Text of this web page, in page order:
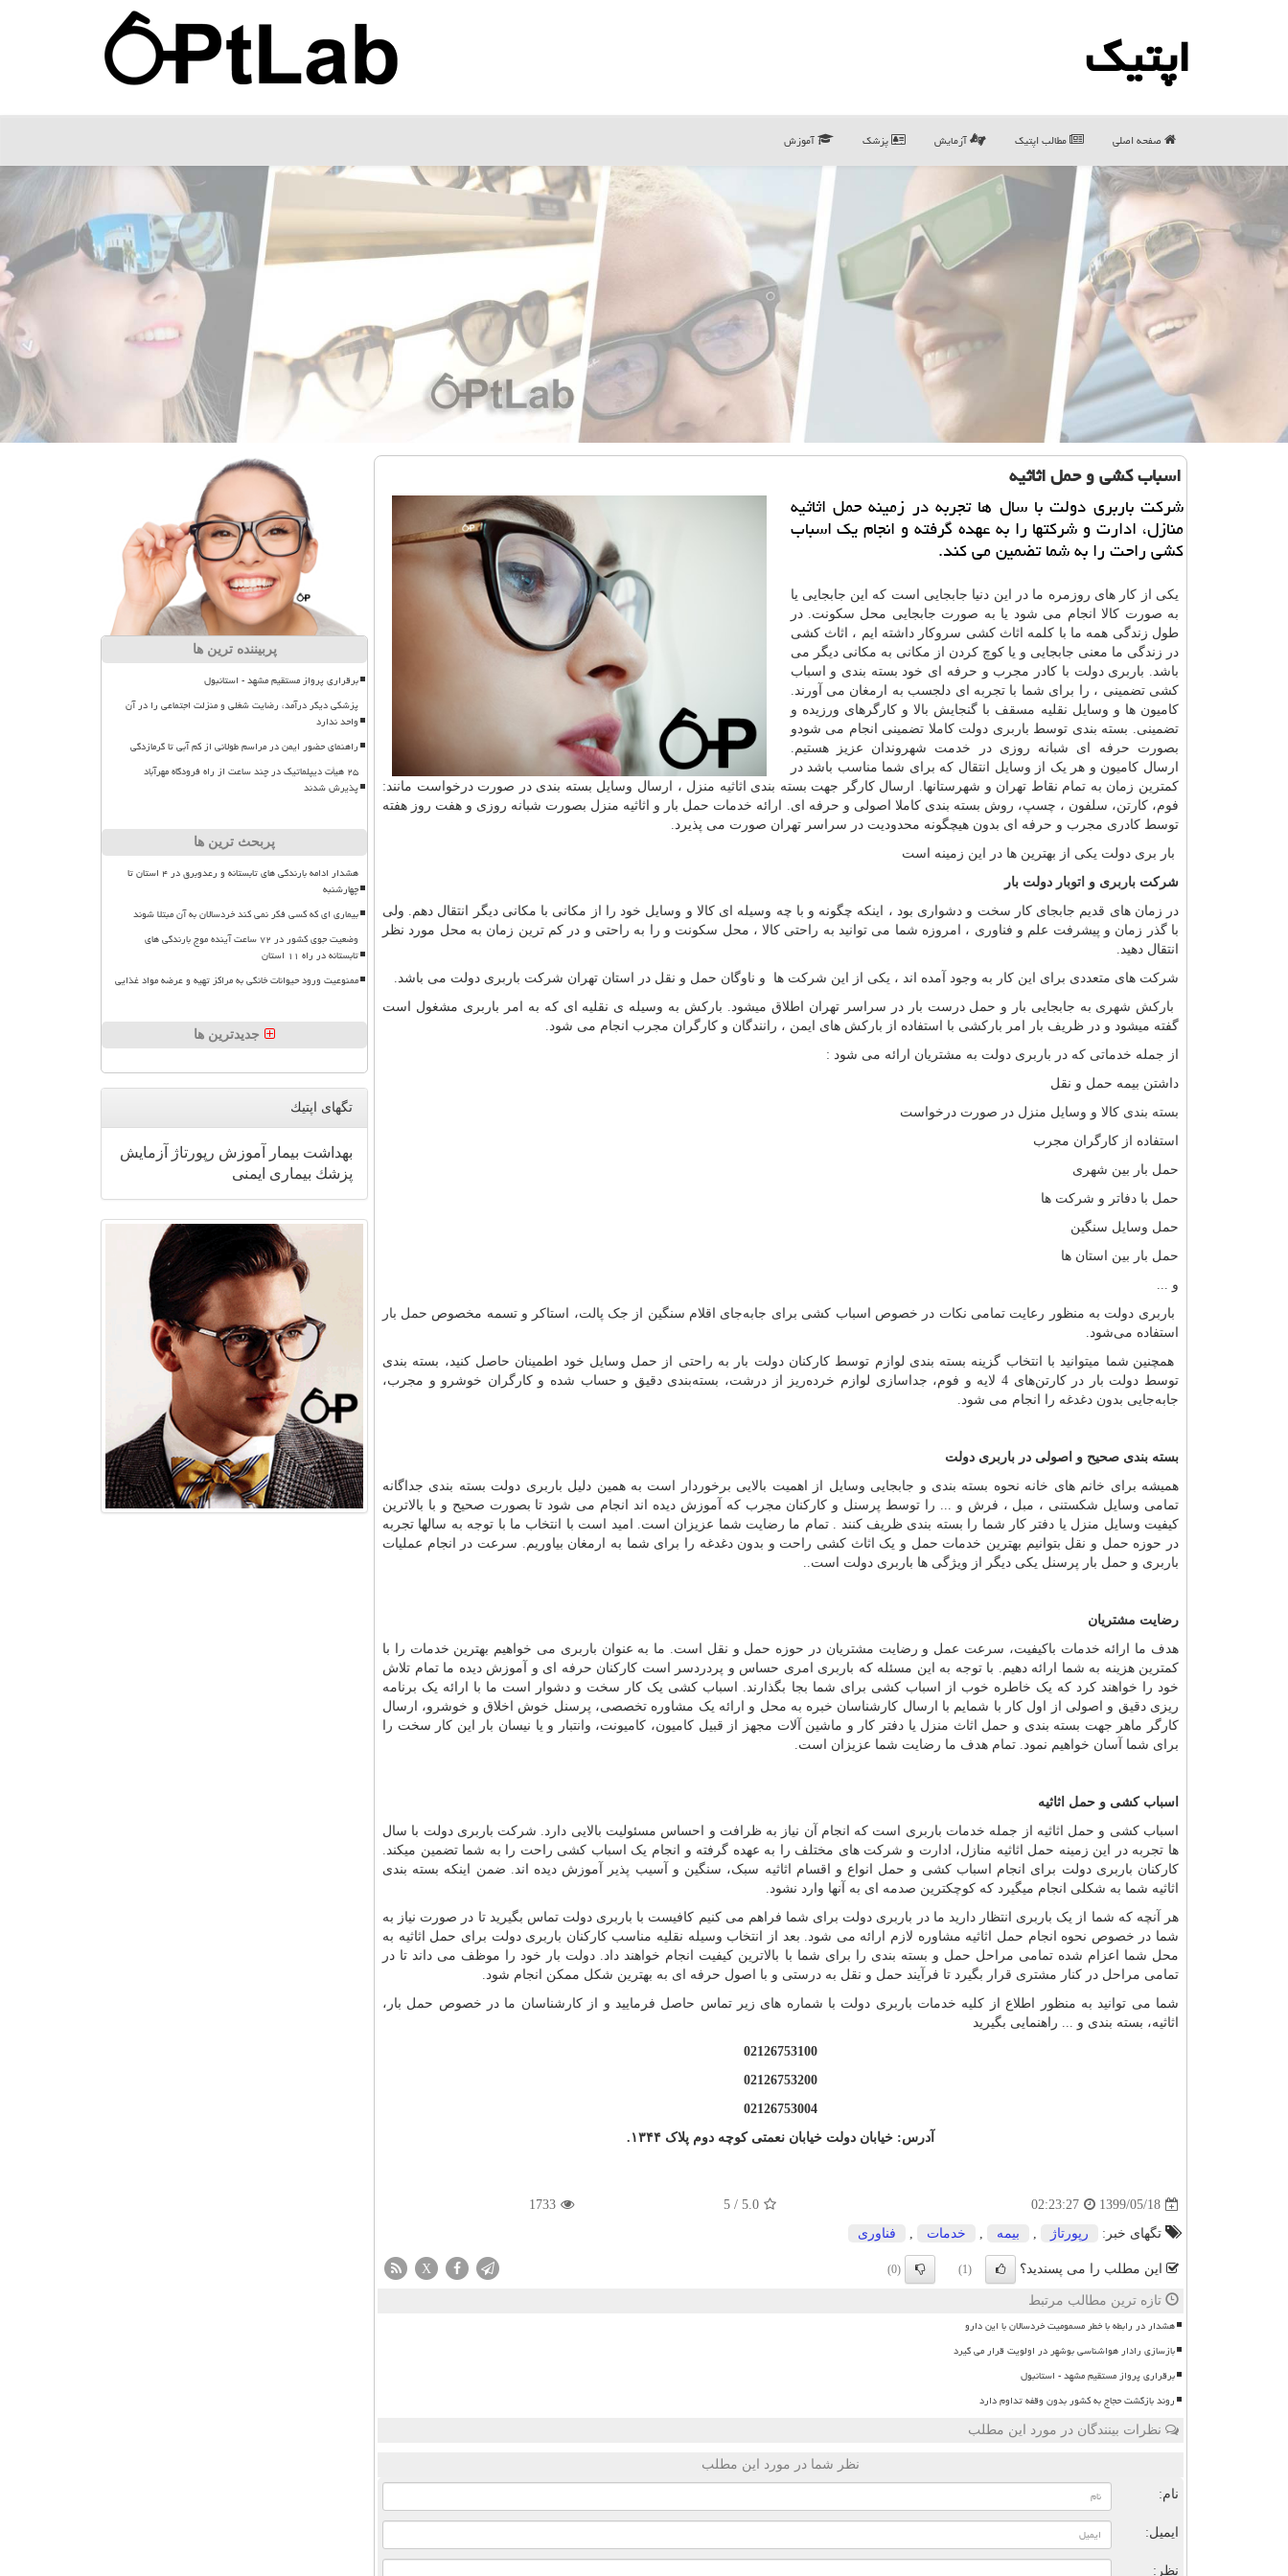
اپتیك
صفحه اصلی مطالب اپتیك آزمایش پزشک آموزش
اسباب كشی و حمل اثاثیه
شركت باربری دولت با سال ها تجربه در زمینه حمل اثاثیه
منازل، ادارت و شركتها را به عهده گرفته و انجام یك اسباب
كشی راحت را به شما تضمین می كند.
یکی از کار های روزمره ما در این دنیا جابجایی است که این جابجایی یا
به صورت کالا انجام می شود یا به صورت جابجایی محل سکونت. در
طول زندگی همه ما با کلمه اثاث کشی سروکار داشته ایم ، اثاث کشی
در زندگی ما معنی جابجایی و یا کوچ کردن از مکانی به مکانی دیگر می
باشد. باربری دولت با کادر مجرب و حرفه ای خود بسته بندی و اسباب
کشی تضمینی ، را برای شما با تجربه ای دلجسب به ارمغان می آورند.
کامیون ها و وسایل نقلیه مسقف با گنجایش بالا و کارگرهای ورزیده و
تضمینی. بسته بندی توسط باربری دولت کاملا تضمینی انجام می شودو
بصورت حرفه ای شبانه روزی در خدمت شهروندان عزیز هستیم.
ارسال کامیون‌ و هر یک از وسایل انتقال که برای شما مناسب باشد در
کمترین زمان به تمام نقاط تهران و شهرستانها. ارسال کارگر جهت بسته بندی اثاثیه منزل ، ارسال وسایل بسته بندی در صورت درخواست مانند:
فوم، کارتن، سلفون ، چسپ، روش بسته بندی کاملا اصولی و حرفه ای. ارائه خدمات حمل بار و اثاثیه منزل بصورت شبانه روزی و هفت روز هفته
توسط کادری مجرب و حرفه ای بدون هیچگونه محدودیت در سراسر تهران صورت می پذیرد.
بار بری دولت یکی از بهترین ها در این زمینه است
شرکت باربری و اتوبار دولت بار
در زمان های قدیم جابجای کار سخت و دشواری بود ، اینکه چگونه و با چه وسیله ای کالا و وسایل خود را از مکانی با مکانی دیگر انتقال دهم. ولی
با گذر زمان و پیشرفت علم و فناوری ، امروزه شما می توانید به راحتی کالا ، محل سکونت و را به راحتی و در کم ترین زمان به محل مورد نظر
انتقال دهید
شرکت های متعددی برای این کار به وجود آمده اند ، یکی از این شرکت ها و ناوگان حمل و نقل در استان تهران شرکت باربری دولت می باشد.
بارکش شهری به جابجایی بار و حمل درست بار در سراسر تهران اطلاق میشود. بارکش به وسیله ی نقلیه ای که به امر باربری مشغول است
گفته میشود و در ظریف بار امر بارکشی با استفاده از بارکش های ایمن ، رانندگان و کارگران مجرب انجام می شود
از جمله خدماتی که در باربری دولت به مشتریان ارائه می شود :
داشتن بیمه حمل و نقل
بسته بندی کالا و وسایل منزل در صورت درخواست
استفاده از کارگران مجرب
حمل بار بین شهری
حمل با دفاتر و شرکت ها
حمل وسایل سنگین
حمل بار بین استان ها
و
باربری دولت به منظور رعایت تمامی نکات در خصوص اسباب کشی برای جابه‌جای اقلام سنگین از جک پالت، استاکر و تسمه مخصوص حمل بار
استفاده می‌شود
همچنین شما میتوانید با انتخاب گزینه بسته بندی لوازم توسط کارکنان دولت بار به راحتی از حمل وسایل خود اطمینان حاصل کنید، بسته بندی
توسط دولت بار در کارتن‌های 4 لایه و فوم، جداسازی لوازم خرده‌ریز از درشت، بسته‌بندی دقیق و حساب شده و کارگران خوشرو و مجرب،
جابه‌جایی بدون دغدغه را انجام می شود
بسته بندی صحیح و اصولی در باربری دولت
همیشه برای خانم های خانه نحوه بسته بندی و جابجایی وسایل از اهمیت بالایی برخوردار است به همین دلیل باربری دولت بسته بندی جداگانه
تمامی وسایل شکستنی ، مبل ، فرش و ... را توسط پرسنل و کارکنان مجرب که آموزش دیده اند انجام می شود تا بصورت صحیح و با بالاترین
کیفیت وسایل منزل یا دفتر کار شما را بسته بندی ظریف کنند . تمام ما رضایت شما عزیزان است. امید است با انتخاب ما با توجه به سالها تجربه
در حوزه حمل و نقل بتوانیم بهترین خدمات حمل و یک اثاث کشی راحت و بدون دغدغه را برای شما به ارمغان بیاوریم. سرعت در انجام عملیات
باربری و حمل بار پرسنل یکی دیگر از ویژگی ها باربری دولت است
رضایت مشتریان
هدف ما ارائه خدمات باکیفیت، سرعت عمل و رضایت مشتریان در حوزه حمل و نقل است. ما به عنوان باربری می خواهیم بهترین خدمات را با
کمترین هزینه به شما ارائه دهیم. با توجه به این مسئله که باربری امری حساس و پردردسر است کارکنان حرفه ای و آموزش دیده ما تمام تلاش
خود را خواهند کرد که یک خاطره خوب از اسباب کشی برای شما بجا بگذارند. اسباب کشی یک کار سخت و دشوار است ما با ارائه یک برنامه
ریزی دقیق و اصولی از اول کار با شمایم با ارسال کارشناسان خبره به محل و ارائه یک مشاوره تخصصی، پرسنل خوش اخلاق و خوشرو، ارسال
کارگر ماهر جهت بسته بندی و حمل اثاث منزل یا دفتر کار و ماشین آلات مجهز از قبیل کامیون، کامیونت، وانتبار و یا نیسان بار این کار سخت را
برای شما آسان خواهیم نمود. تمام هدف ما رضایت شما عزیزان است
اسباب کشی و حمل اثاثیه
اسباب کشی و حمل اثاثیه از جمله خدمات باربری است که انجام آن نیاز به ظرافت و احساس مسئولیت بالایی دارد. شرکت باربری دولت با سال
ها تجربه در این زمینه حمل اثاثیه منازل، ادارت و شرکت های مختلف را به عهده گرفته و انجام یک اسباب کشی راحت را به شما تضمین میکند.
کارکنان باربری دولت برای انجام اسباب کشی و حمل انواع و اقسام اثاثیه سبک، سنگین و آسیب پذیر آموزش دیده اند. ضمن اینکه بسته بندی
اثاثیه شما به شکلی انجام میگیرد که کوچکترین صدمه ای به آنها وارد نشود.
هر آنچه که شما از یک باربری انتظار دارید ما در باربری دولت برای شما فراهم می کنیم کافیست با باربری دولت تماس بگیرید تا در صورت نیاز به
شما در خصوص نحوه انجام حمل اثاثیه مشاوره لازم ارائه می شود. بعد از انتخاب وسیله نقلیه مناسب کارکنان باربری دولت برای حمل اثاثیه به
محل شما اعزام شده تمامی مراحل حمل و بسته بندی را برای شما با بالاترین کیفیت انجام خواهند داد. دولت بار خود را موظف می داند تا در
تمامی مراحل در کنار مشتری قرار بگیرد تا فرآیند حمل و نقل به درستی و با اصول حرفه ای به بهترین شکل ممکن انجام شود
شما می توانید به منظور اطلاع از کلیه خدمات باربری دولت با شماره های زیر تماس حاصل فرمایید و از کارشناسان ما در خصوص حمل بار،
اثاثیه، بسته بندی و ... راهنمایی بگیرید
02126753100
02126753200
02126753004
آدرس: خیابان دولت خیابان نعمتی کوچه دوم پلاک ۱۳۴۴ .
1399/05/18
02:23:27
5.0
/
5
1733
تگهای خبر: رپورتاژ , بیمه , خدمات , فناوری
این مطلب را می پسندید؟ (1)
(0)
X
تازه ترین مطالب مرتبط
هشدار در رابطه با خطر مسمومیت خردسالان با این دارو
بازسازی رادار هواشناسی بوشهر در اولویت قرار می گیرد
برقراری پرواز مستقیم مشهد - استانبول
روند بازگشت حجاج به کشور بدون وقفه تداوم دارد
نظرات بینندگان در مورد این مطلب
نظر شما در مورد این مطلب
نام:
ایمیل:
نظر:
پربیننده ترین ها
برقراری پرواز مستقیم مشهد - استانبول
پزشکی دیگر درآمد، رضایت شغلی و منزلت اجتماعی را در آن
واحد ندارد
راهنمای حضور ایمن در مراسم طولانی از کم آبی تا گرمازدگی
۲۵ هیأت دیپلماتیک در چند ساعت از راه فرودگاه مهرآباد
پذیرش شدند
پربحث ترین ها
هشدار ادامه بارندگی های تابستانه و رعدوبرق در ۴ استان تا
چهارشنبه
بیماری ای که کسی فکر نمی کند خردسالان به آن مبتلا شوند
وضعیت جوی کشور در ۷۲ ساعت آینده موج بارندگی های
تابستانه در راه ۱۱ استان
ممنوعیت ورود حیوانات خانگی به مراکز تهیه و عرضه مواد غذایی
جدیدترین ها
تگهای اپتیك
بهداشت بیمار آموزش رپورتاژ
آزمایش
پزشك بیماری ایمنی